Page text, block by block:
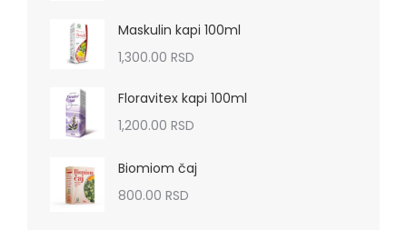
Maskulin kapi 100ml
1,300.00 RSD
Floravitex kapi 100ml
1,200.00 RSD
Biomiom čaj
800.00 RSD